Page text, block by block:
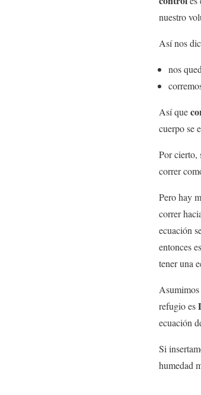
nuestro
Así nos
nos
Así que
cuerpo se
Por cierto,
correr
Pero hay
correr
ecuación
entonces
tener una
refugio es
ecuación
Si
humedad